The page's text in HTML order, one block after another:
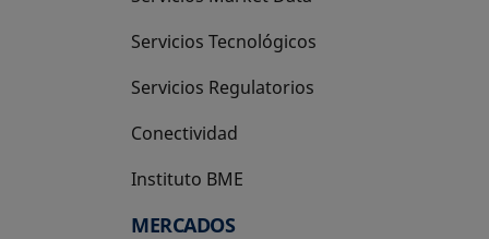
Servicios Tecnológicos
Servicios Regulatorios
Conectividad
Instituto BME
se abre en una pestaña nueva
MERCADOS